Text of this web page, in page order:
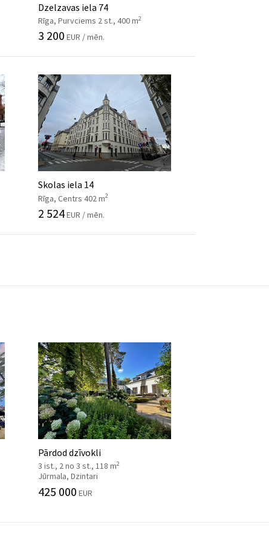
Dzelzavas iela 74
Rīga, Purvciems 2 st., 400 m2
3 200 EUR / mēn.
Skolas iela 14
Rīga, Centrs 402 m2
2 524EUR / mēn.
Pārdod dzīvokli
3 ist., 2 no 3 st., 118 m2
Jūrmala, Dzintari
425 000 EUR